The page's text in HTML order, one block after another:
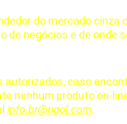
do mercado cinza
negócios e de onde
autorizados, caso
nenhum produto on-
info.br@rigol.com.